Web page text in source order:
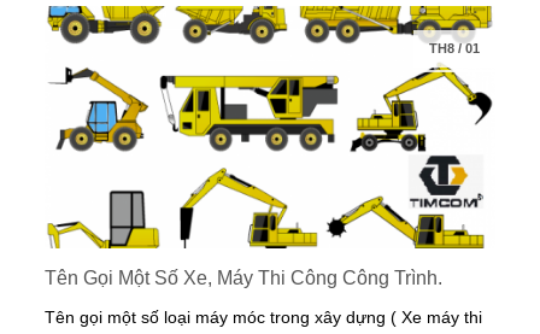
TH8/01
Tên Gọi Một Số Xe, Máy Thi Công Công Trình.
Tên gọi một số loại máy móc trong xây dựng ( Xe máy thi